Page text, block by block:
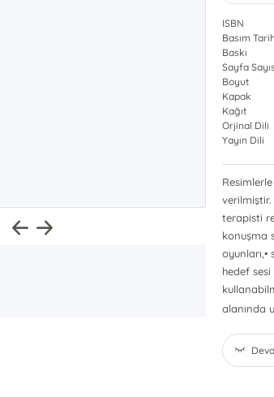
ISBN
Basım
Baskı
Sayfa
Boyut
Kapak
Kağıt
Orjinal Dili
Yayın Dili
terapisti
konuşma
oyunları,•
hedef
alanında